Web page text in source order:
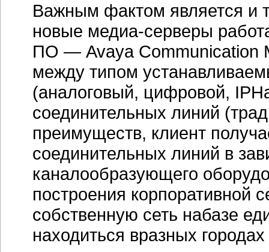
Важным фактом является и
новые медиа-серверы
ПО — Avaya Communication
между типом
(аналоговый, цифровой,
соединительных линий
преимуществ, клиент
соединительных линий в
каналообразующего
построения корпоративной
собственную сеть набазе
находиться вразных